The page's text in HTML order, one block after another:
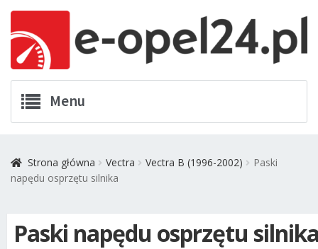
nawigacji
treści
Menu
Zamówienia
Strona główna Vectra Vectra B (1996-2002)
Paski
napędu osprzętu silnika
Paski napędu osprzętu